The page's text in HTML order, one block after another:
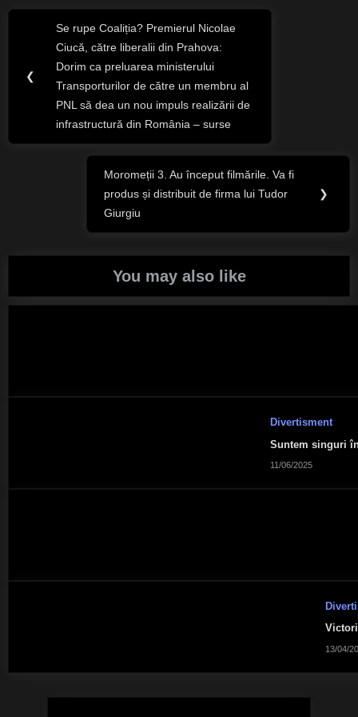
Navigare
articole
❮
Previous
Post:
Se rupe Coaliția? Premierul Nicolae
Ciucă, către liberalii din Prahova:
Dorim ca preluarea ministerului
Transporturilor de către un membru al
PNL să dea un nou impuls realizării de
infrastructură din România – surse
Next
Post:
Moromeții 3. Au început filmările. Va fi
produs și distribuit de firma lui Tudor
Giurgiu
❯
You may also like
Divertisment
Suntem singuri
11/06/2025
13/04/